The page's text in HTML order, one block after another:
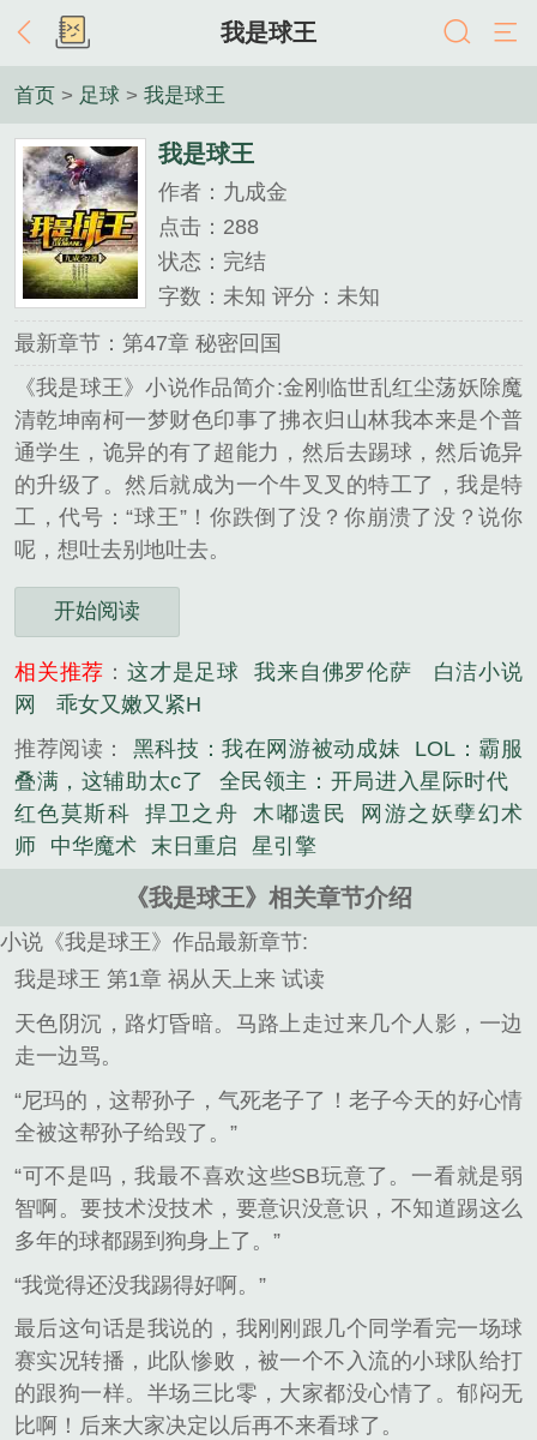
我是球王
首页 > 足球 > 我是球王
我是球王
作者：九成金
点击：288
状态：完结
字数：未知 评分：未知
最新章节：第47章 秘密回国
《我是球王》小说作品简介:金刚临世乱红尘荡妖除魔
清乾坤南柯一梦财色印事了拂衣归山林我本来是个普
通学生，诡异的有了超能力，然后去踢球，然后诡异
的升级了。然后就成为一个牛叉叉的特工了，我是特
工，代号：“球王”！你跌倒了没？你崩溃了没？说你
呢，想吐去别地吐去。
开始阅读
相关推荐 ：这才是足球 我来自佛罗伦萨
白洁小说
网
乖女又嫩又紧H
推荐阅读： 黑科技：我在网游被动成妹
LOL：霸服
叠满，这辅助太c了
全民领主：开局进入星际时代
红色莫斯科
捍卫之舟 木嘟遗民
网游之妖孽幻术
师
中华魔术 末日重启 星引擎
《我是球王》相关章节介绍
小说《我是球王》作品最新章节:
我是球王 第1章 祸从天上来 试读
天色阴沉，路灯昏暗。马路上走过来几个人影，一边
走一边骂。
“尼玛的，这帮孙子，气死老子了！老子今天的好心情
全被这帮孙子给毁了。”
“可不是吗，我最不喜欢这些SB玩意了。一看就是弱
智啊。要技术没技术，要意识没意识，不知道踢这么
多年的球都踢到狗身上了。”
“我觉得还没我踢得好啊。”
最后这句话是我说的，我刚刚跟几个同学看完一场球
赛实况转播，此队惨败，被一个不入流的小球队给打
的跟狗一样。半场三比零，大家都没心情了。郁闷无
比啊！后来大家决定以后再不来看球了。